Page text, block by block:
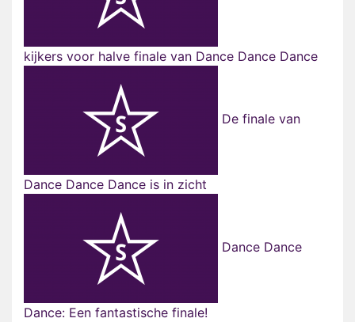
kijkers voor halve finale van Dance Dance Dance
De finale van
Dance Dance Dance is in zicht
Dance Dance
Dance: Een fantastische finale!